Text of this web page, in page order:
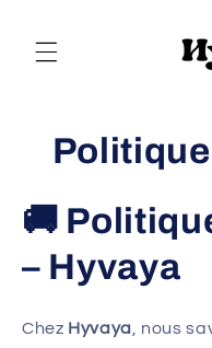
au
contenu
🚚
– Hyvaya
Chez Hyvaya , nous